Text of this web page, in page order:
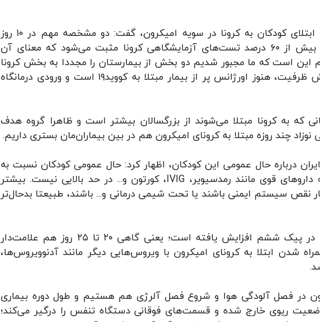
دکتر فرهاد چوبدار با اشاره به افزایش موارد ابتلای کودکان به کرونا در سویه امیکرون، گفت: دو مشخصه مهم در ۱۰ روز
گذشته اتفاق افتاده است؛ اول اینکه تقریبا بیش از ۶۰ درصد تست‌های آزمایشگاهی کرونا مثبت می‌شود که معنای آن
است که ما مجبور شدیم دو بخش از بیمارستان را مجددا به بخش کرونا
تغییر کاربری دهیم. البته علی‌رغم این افزایش ظرفیت، هنوز اورژانس پر از بیمار مبتلا به کووید۱۹ است و ورودی درمانگاه
که به کرونا مبتلا می‌شوند از بزرگسالان بیشتر است و ظاهرا گروه هدف
درباره حال عمومی این کودکان، اظهار کرد: حال عمومی کودکان نسبت به
ابتلا به سویه دلتا خیلی بهتر است و نیاز به داروهای قوی مانند رمدسیویر، IVIG، کورتون و... در حد بالایی نیست. بیشتر
نقص سیستم ایمنی باشند یا تحت شیمی درمانی و... باشند، طبیعتا بدحال‌تر
او ادامه داد: دوره کرونای امیکرون در بچه‌ها در پیک ششم افزایش یافته است؛ یعنی گاهی ۲۰ تا ۲۵ روز هم علامت‌دار
ابتلا به کرونای امیکرون با ویروس‌هایی دیگر مانند آدنوویروس‌ها،
در فصل آلودگی هوا و شروع فصل آلرژی هم هستیم و طول دوره بیماری
وضعیت ریوی خارج شده و قسمت‌های فوقانی دستگاه تنفس را درگیر می‌کند؛